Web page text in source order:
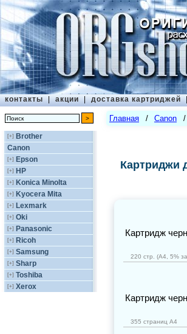
контакты | акции | доставка картриджей
[+] Brother
Canon
[+] Epson
[+] HP
[+] Konica Minolta
[+] Kyocera Mita
[+] Lexmark
[+] Oki
[+] Panasonic
[+] Ricoh
[+] Samsung
[+] Sharp
[+] Toshiba
[+] Xerox
Главная / Canon /
Картриджи
Картридж
220 стр. (А4, 5%
Картридж
355 страниц А4